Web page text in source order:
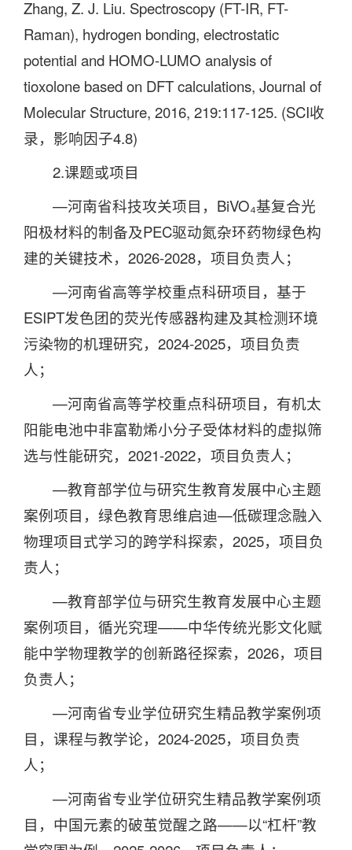
Zhang, Z. J. Liu. Spectroscopy (FT-IR, FT-
Raman), hydrogen bonding, electrostatic
potential and HOMO-LUMO analysis of
tioxolone based on DFT calculations, Journal of
Molecular Structure, 2016, 219:117-125. (SCI收
录，影响因子4.8)
2.课题或项目
—河南省科技攻关项目，BiVO₄基复合光
阳极材料的制备及PEC驱动氮杂环药物绿色构
建的关键技术，2026-2028，项目负责人；
—河南省高等学校重点科研项目，基于
ESIPT发色团的荧光传感器构建及其检测环境
污染物的机理研究，2024-2025，项目负责
人；
—河南省高等学校重点科研项目，有机太
阳能电池中非富勒烯小分子受体材料的虚拟筛
选与性能研究，2021-2022，项目负责人；
—教育部学位与研究生教育发展中心主题
案例项目，绿色教育思维启迪—低碳理念融入
物理项目式学习的跨学科探索，2025，项目负
责人；
—教育部学位与研究生教育发展中心主题
案例项目，循光究理——中华传统光影文化赋
能中学物理教学的创新路径探索，2026，项目
负责人；
—河南省专业学位研究生精品教学案例项
目，课程与教学论，2024-2025，项目负责
人；
—河南省专业学位研究生精品教学案例项
目，中国元素的破茧觉醒之路——以“杠杆”教